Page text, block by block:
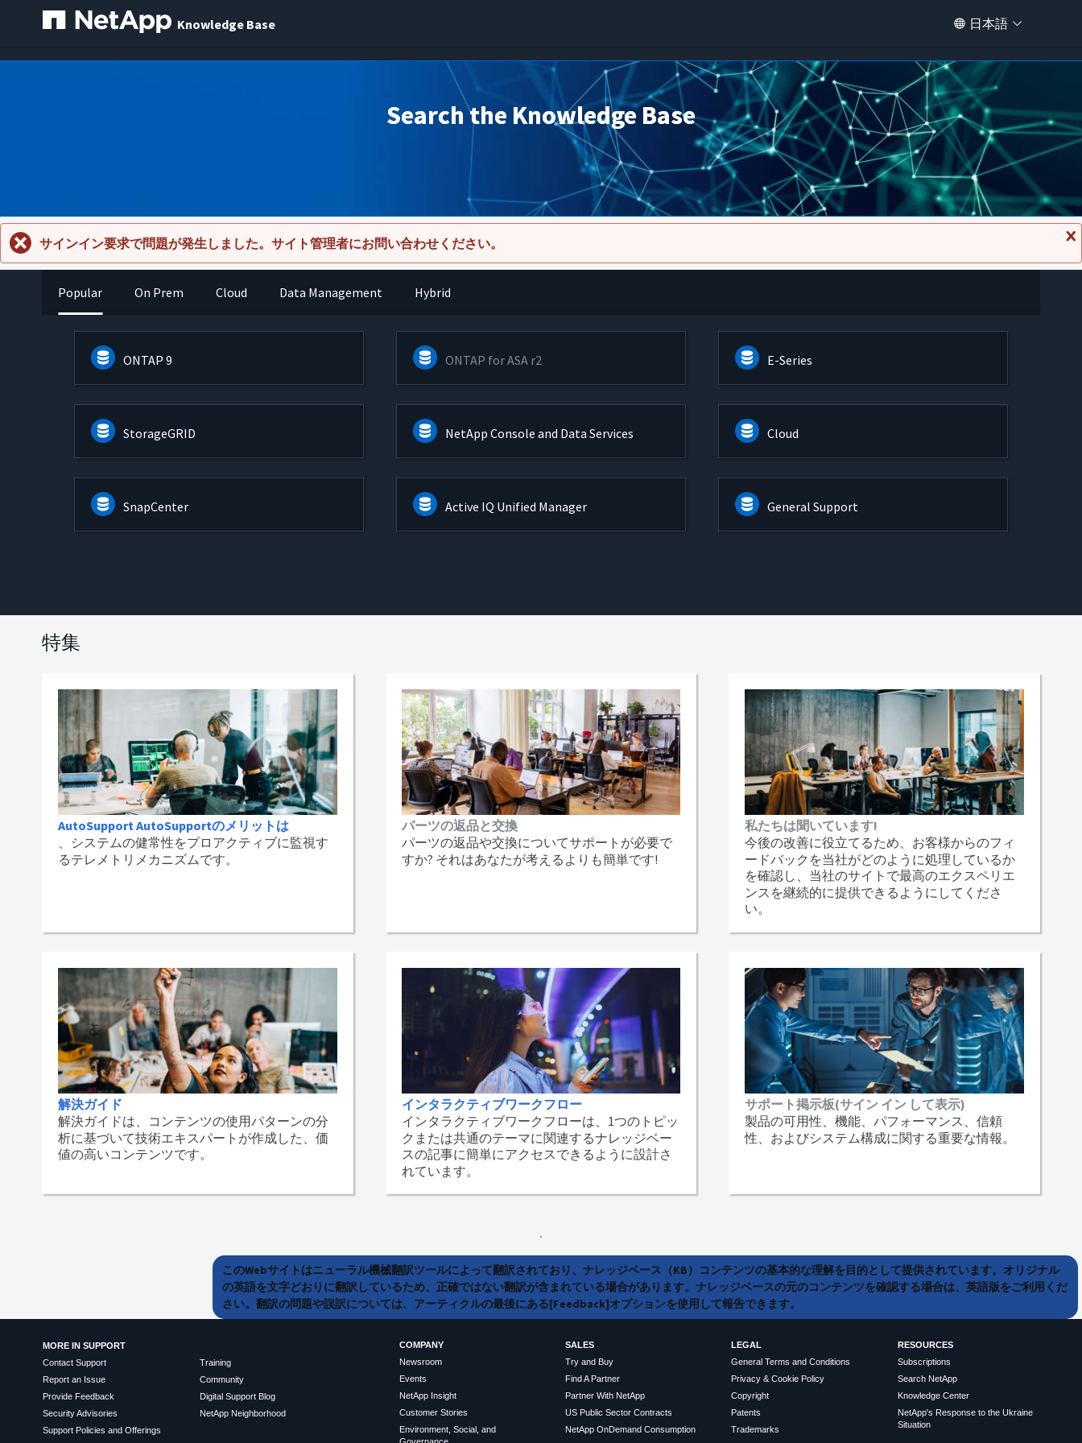
Knowledge Base 日本語
Search the Knowledge Base
メ
ッ
サインイン要求で問題が発生しました。サイト管理者にお問い合わせください。
Popular On Prem Cloud Data Management Hybrid
ONTAP 9 ONTAP for ASA r2 E-Series
StorageGRID NetApp Console and Data Services Cloud
SnapCenter Active IQ Unified Manager General Support
特集
AutoSupport AutoSupportのメリットは
、システムの健常性をプロアクティブに監視す
るテレメトリメカニズムです。
パーツの返品と交換
パーツの返品や交換についてサポートが必要で
すか? それはあなたが考えるよりも簡単です!
私たちは聞いています!
今後の改善に役立てるため、お客様からのフィ
ードバックを当社がどのように処理しているか
を確認し、当社のサイトで最高のエクスペリエ
ンスを継続的に提供できるようにしてくださ
い。
解決ガイド
解決ガイドは、コンテンツの使用パターンの分
析に基づいて技術エキスパートが作成した、価
値の高いコンテンツです。
インタラクティブワークフロー
インタラクティブワークフローは、1つのトピッ
クまたは共通のテーマに関連するナレッジベー
スの記事に簡単にアクセスできるように設計さ
れています。
サポート掲示板(サイン イン して表示)
製品の可用性、機能、パフォーマンス、信頼
性、およびシステム構成に関する重要な情報。
このWebサイトはニューラル機械翻訳ツールによって翻訳されており、ナレッジベース（KB）コンテンツの基本的な理解を目的として提供されています。オリジナル
の英語を文字どおりに翻訳しているため、正確ではない翻訳が含まれている場合があります。ナレッジベースの元のコンテンツを確認する場合は、英語版をご利用くだ
さい。翻訳の問題や誤訳については、アーティクルの最後にある[Feedback]オプションを使用して報告できます。
MORE IN SUPPORT
Contact Support
Report an Issue
Provide Feedback
Security Advisories
Support Policies and Offerings
Training
Community
Digital Support Blog
NetApp Neighborhood
COMPANY
Newsroom
Events
NetApp Insight
Customer Stories
Environment, Social, and
SALES
Try and Buy
Find A Partner
Partner With NetApp
US Public Sector Contracts
NetApp OnDemand Consumption
LEGAL
General Terms and Conditions
Privacy & Cookie Policy
Copyright
Patents
Trademarks
RESOURCES
Subscriptions
Search NetApp
Knowledge Center
NetApp's Response to the Ukraine
Situation